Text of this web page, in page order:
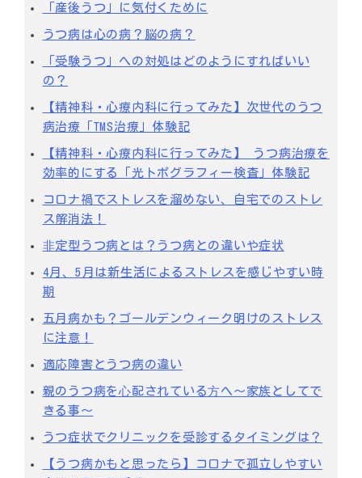
「産後うつ」に気付くために
うつ病は心の病？脳の病？
「受験うつ」への対処はどのようにすればいい
の？
【精神科・心療内科に行ってみた】次世代のうつ
病治療「TMS治療」体験記
【精神科・心療内科に行ってみた】 うつ病治療を
効率的にする「光トポグラフィー検査」体験記
コロナ禍でストレスを溜めない、自宅でのストレ
ス解消法！
⾮定型うつ病とは？うつ病との違いや症状
4月、5月は新生活によるストレスを感じやすい時
期
五月病かも？ゴールデンウィーク明けのストレス
に注意！
適応障害とうつ病の違い
親のうつ病を⼼配されている⽅へ～家族としてで
きる事～
うつ症状でクリニックを受診するタイミングは？
【うつ病かもと思ったら】コロナで孤立しやすい